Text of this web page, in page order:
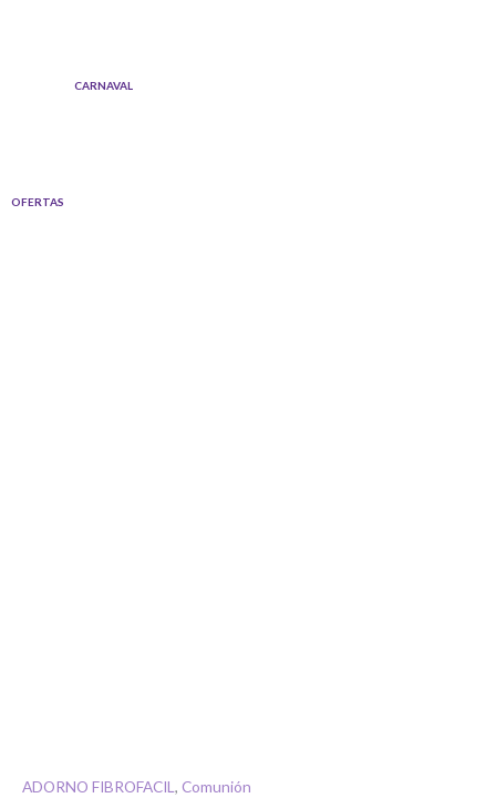
OFERTAS
CARNAVAL
ADORNO FIBROFACIL , Comunión